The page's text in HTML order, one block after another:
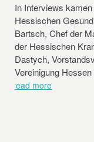
In Interviews
Hessischen
Bartsch, Chef der
der Hessischen
Dastych,
Vereinigung
read more